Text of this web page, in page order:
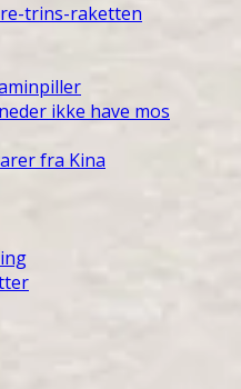
trins-raketten
ikke have mos
fra Kina